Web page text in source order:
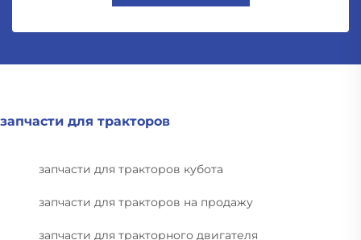
запчасти для тракторов
запчасти для тракторов кубота
запчасти для тракторов на продажу
запчасти для тракторного двигателя